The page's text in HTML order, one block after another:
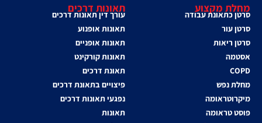
מחלת מקצוע
סרטן כתאונת עבודה
סרטן עור
סרטן ריאות
אסטמה
COPD
מחלת נפש
מיקרוטראומה
פוסט טראומה
תאונות דרכים
עורך דין תאונות דרכים
תאונות אופנוע
תאונות אופניים
תאונות קורקינט
תאונת דרכים
פיצויים בתאונת דרכים
נפגעי תאונות דרכים
תאונות